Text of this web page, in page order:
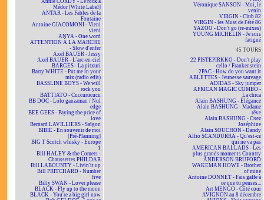
Annie CORDY - Le rock à
Médor [White Label]
ANTAR - Les Fables de la
Fontaine
Antoine GIACOMONI - Vieni
vieni
ANYA - One word
ATTENTION À LA MARCHE
- Slow d'enfer
Axel BAUER - Jessy
Axel BAUER - L'arc-en-ciel
BARGES - La pitxuri
Barry WHITE - Put me in your
mix (radio edit)
BASSLINE BOYS - We will
rock you
BATTIATO - Cuccurucucu
BB DOC - Lolo ganzaman / Nul
edge
BEE GEES - Paying the price of
love
Bernard LAVILLIERS - Saïgon
BIBIE - En souvenir de moi
[Pré-Planning]
BIG T Scotch whisky - Europe
1
Bill HALEY & the Comets -
Chaussettes PHILDAR
Bill LABOUNTY - Livin'it up
Bill PRITCHARD - Number
five
Billy SWAN - Lover please
BLACK - Fly up to the moon
BLACK - You're a big girl now
Véronique SANSON - Moi, le
venin
VIRGIN - Club 82
VIRGIN - les Must de l'été 86
YAZOO - Don't go (re-mixes)
YOUNG MICHELIN - Je suis
fatigué
45 TOURS
22 PISTEPIRKKO - Don't play
cello / Frankenstein
2PAC - How do you want it
ABLETTES - Jeunesse sauvage
ADIDAS - Sky jumper
AFRICAN MAGIC COMBO -
La chica
Alain BASHUNG - Élégance
Alain BASHUNG - Madame
rêve
Alain BASHUNG - Osez
Joséphine
Alain SOUCHON - Dandy
Alfio SCANDURRA - Qu'est-ce
qui ne va pas
AMERICAN BALLADS - Les
plus grands moments Country
ANDERSON BRUFORD
WAKEMAN HOWE - Brother
of mine
Antoine DONNET - Fais gaffe à
ce que tu penses...
Art MENGO - Côté cour
AVIGNON au 8 décembre